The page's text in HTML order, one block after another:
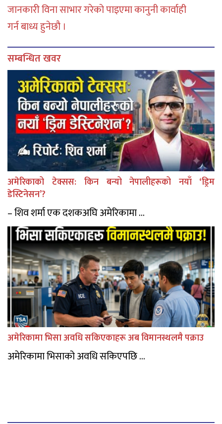
जानकारी विना साभार गरेको पाइएमा कानुनी कार्वाही
गर्न बाध्य हुनेछौ ।
सम्बन्धित खवर
अमेरिकाको टेक्सस: किन बन्यो नेपालीहरूको नयाँ ‘ड्रिम
डेस्टिनेसन’?
– शिव शर्मा एक दशकअघि अमेरिकामा ...
अमेरिकामा भिसा अवधि सकिएकाहरू अब विमानस्थलमै पक्राउ
अमेरिकामा भिसाको अवधि सकिएपछि ...